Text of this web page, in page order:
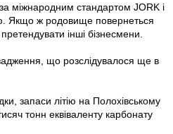
міжнародним стандартом JORK і
Якщо ж родовище повернеться
інші бізнесмени.
що розслідувалося ще в
запаси літію на Полохівському
тонн еквіваленту карбонату